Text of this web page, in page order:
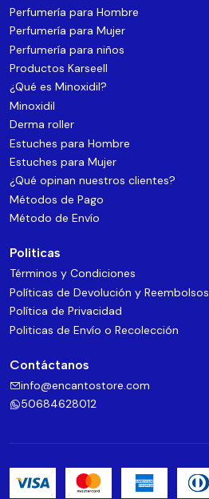
Perfumería para Hombre
Perfumería para Mujer
Perfumería para niños
Productos Karseell
¿Qué es Minoxidil?
Minoxidil
Derma roller
Estuches para Hombre
Estuches para Mujer
¿Qué opinan nuestros clientes?
Métodos de Pago
Método de Envío
Politicas
Términos y Condiciones
Políticas de Devolución y Reembolsos
Política de Privacidad
Politicas de Envío o Recolección
Contáctanos
info@encantostore.com
50684628012